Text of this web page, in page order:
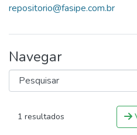
repositorio@fasipe.com.br
Navegar
1 resultados